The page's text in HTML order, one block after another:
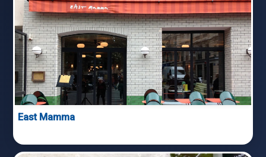
East Mamma